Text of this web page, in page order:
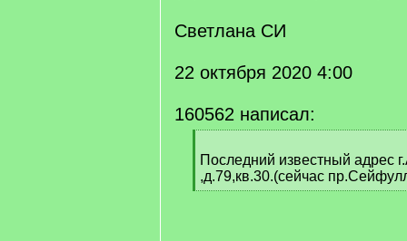
Светлана СИ
22 октября 2020 4:00
160562 написал:
q
Последний известный адрес
,д.79,кв.30.(сейчас
[